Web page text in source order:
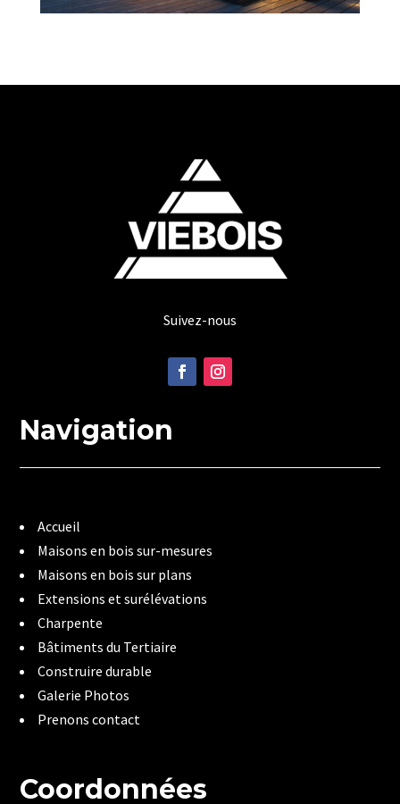
Suivez-nous
Navigation
Accueil
Maisons en bois sur-mesures
Maisons en bois sur plans
Extensions et surélévations
Charpente
Bâtiments du Tertiaire
Construire durable
Galerie Photos
Prenons contact
Coordonnées